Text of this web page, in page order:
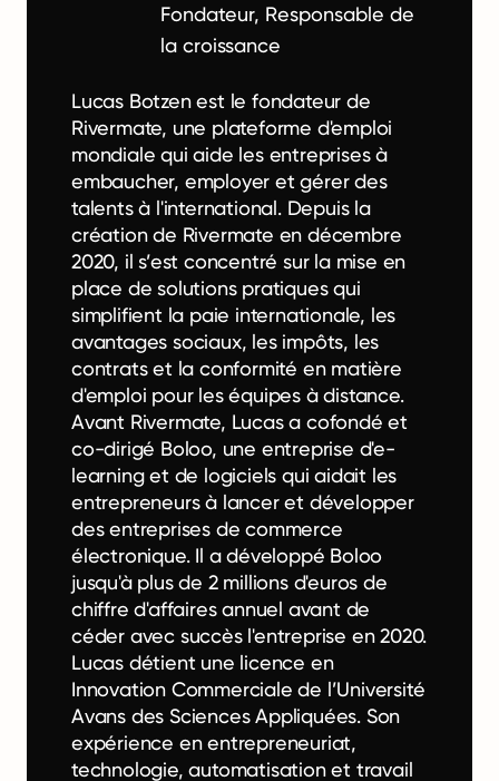
Fondateur, Responsable de
la croissance
Lucas Botzen est le fondateur de
Rivermate, une plateforme d'emploi
mondiale qui aide les entreprises à
embaucher, employer et gérer des
talents à l'international. Depuis la
création de Rivermate en décembre
2020, il s’est concentré sur la mise en
place de solutions pratiques qui
simplifient la paie internationale, les
avantages sociaux, les impôts, les
contrats et la conformité en matière
d'emploi pour les équipes à distance.
Avant Rivermate, Lucas a cofondé et
co-dirigé Boloo, une entreprise d'e-
learning et de logiciels qui aidait les
entrepreneurs à lancer et développer
des entreprises de commerce
électronique. Il a développé Boloo
jusqu'à plus de 2 millions d'euros de
chiffre d'affaires annuel avant de
céder avec succès l'entreprise en 2020.
Lucas détient une licence en
Innovation Commerciale de l’Université
Avans des Sciences Appliquées. Son
expérience en entrepreneuriat,
technologie, automatisation et travail